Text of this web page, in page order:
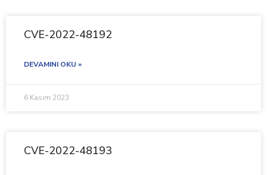
CVE-2022-48192
DEVAMINI OKU »
6 Kasım 2023
CVE-2022-48193